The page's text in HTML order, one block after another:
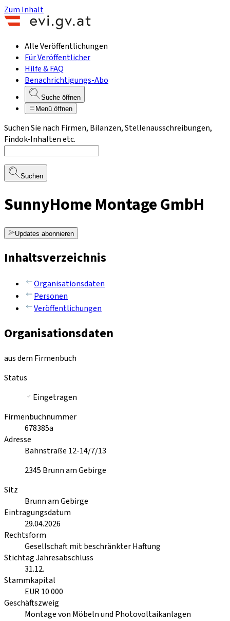
Zum Inhalt
Alle Veröffentlichungen
Für Veröffentlicher
Hilfe & FAQ
Benachrichtigungs-Abo
Suche öffnen
Menü öffnen
Suchen Sie nach Firmen, Bilanzen, Stellenausschreibungen,
Findok-Inhalten etc.
Suchen
SunnyHome Montage GmbH
Updates abonnieren
Inhaltsverzeichnis
Organisationsdaten
Personen
Veröffentlichungen
Organisationsdaten
aus dem Firmenbuch
Status
Eingetragen
Firmenbuchnummer
678385a
Adresse
Bahnstraße 12-14/7/13
2345 Brunn am Gebirge
Sitz
Brunn am Gebirge
Eintragungsdatum
29.04.2026
Rechtsform
Gesellschaft mit beschränkter Haftung
Stichtag Jahresabschluss
31.12.
Stammkapital
EUR 10 000
Geschäftszweig
Montage von Möbeln und Photovoltaikanlagen